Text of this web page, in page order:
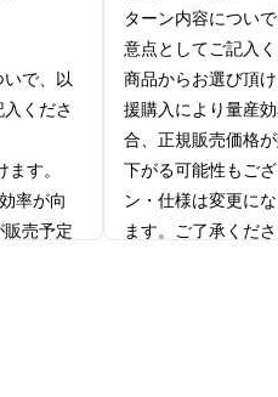
グリップを動かせば、
にジャストフィット！
アップします！
せれば！
で、以
くださ
す。
率が向
販売予定
。
時期が
ターン内容につい
意点としてご記入
商品からお選び頂
援購入により量産
合、正規販売価格
下がる可能性もご
ン・仕様は変更に
ます。ご了承くだ